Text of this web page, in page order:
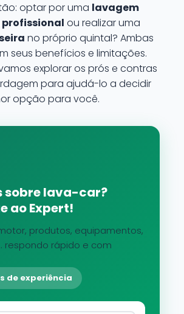
optar por uma lavagem
ou realizar uma
no próprio quintal? Ambas
seus benefícios e limitações.
explorar os prós e contras
para ajudá-lo a decidir
opção para você.
sobre lava-car?
ao Expert!
produtos, equipamentos,
respondo rápido e com
de experiência